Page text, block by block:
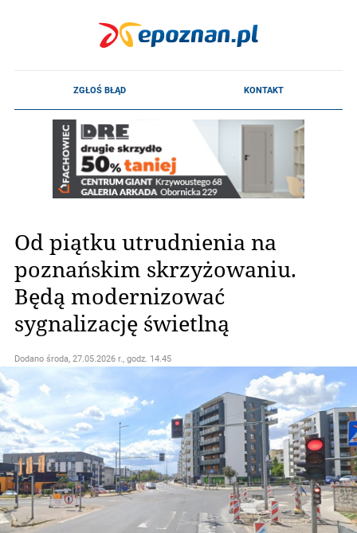
Od piątku utrudnienia na
poznańskim skrzyżowaniu.
Będą modernizować
sygnalizację świetlną
Dodano środa, 27.05.2026 r., godz. 14.45